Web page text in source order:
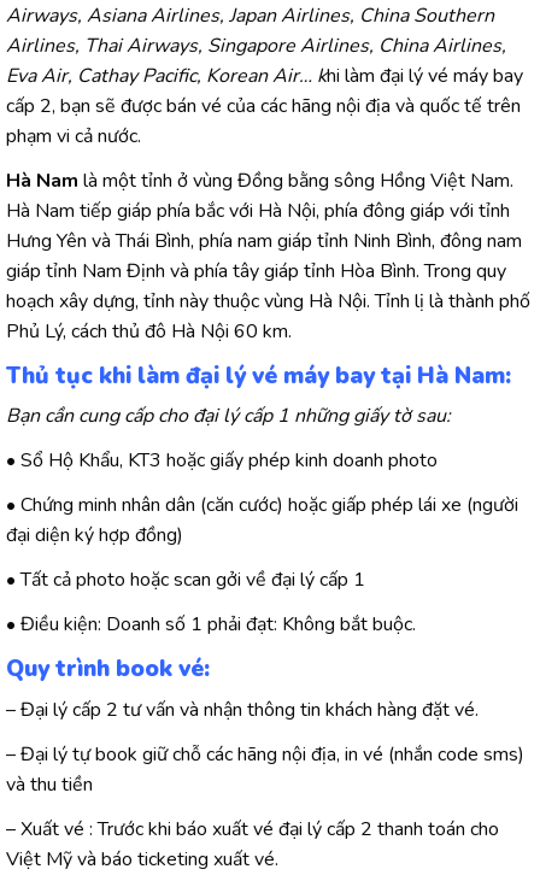
Airways, Asiana Airlines, Japan Airlines, China Southern
Airlines, Thai Airways, Singapore Airlines, China Airlines,
Eva Air, Cathay Pacific, Korean Air… khi làm đại lý vé máy bay
cấp 2, bạn sẽ được bán vé của các hãng nội địa và quốc tế trên
phạm vi cả nước.
Hà Nam là một tỉnh ở vùng Đồng bằng sông Hồng Việt Nam.
Hà Nam tiếp giáp phía bắc với Hà Nội, phía đông giáp với tỉnh
Hưng Yên và Thái Bình, phía nam giáp tỉnh Ninh Bình, đông nam
giáp tỉnh Nam Định và phía tây giáp tỉnh Hòa Bình. Trong quy
hoạch xây dựng, tỉnh này thuộc vùng Hà Nội. Tỉnh lị là thành phố
Phủ Lý, cách thủ đô Hà Nội 60 km.
Thủ tục khi làm đại lý vé máy bay tại Hà Nam:
Bạn cần cung cấp cho đại lý cấp 1 những giấy tờ sau:
• Sổ Hộ Khẩu, KT3 hoặc giấy phép kinh doanh photo
• Chứng minh nhân dân (căn cước) hoặc giấp phép lái xe (người
đại diện ký hợp đồng)
• Tất cả photo hoặc scan gởi về đại lý cấp 1
• Điều kiện: Doanh số 1 phải đạt: Không bắt buộc.
Quy trình book vé:
– Đại lý cấp 2 tư vấn và nhận thông tin khách hàng đặt vé.
– Đại lý tự book giữ chỗ các hãng nội địa, in vé (nhắn code sms)
và thu tiền
– Xuất vé : Trước khi báo xuất vé đại lý cấp 2 thanh toán cho
Việt Mỹ và báo ticketing xuất vé.